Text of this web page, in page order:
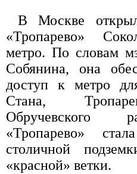
В Москве
«Тропарево»
метро. По словам
Собянина, она
доступ к метро
Стана,
Обручевского
«Тропарево»
столичной
«красной» ветки.